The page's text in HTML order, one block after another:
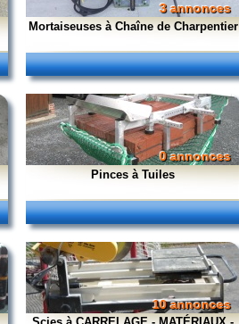
3 annonces
Mortaiseuses à Chaîne de Charpentier
0 annonces
Pinces à Tuiles
10 annonces